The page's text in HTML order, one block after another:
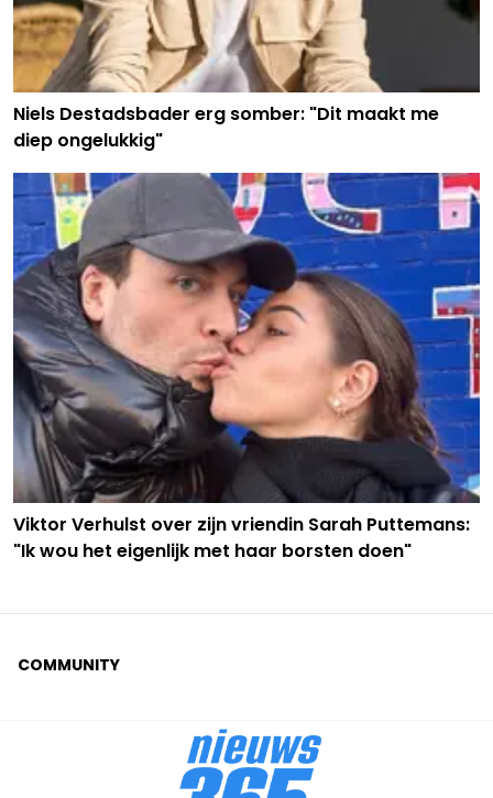
Niels Destadsbader erg somber: "Dit maakt me
diep ongelukkig"
Viktor Verhulst over zijn vriendin Sarah Puttemans:
"Ik wou het eigenlijk met haar borsten doen"
COMMUNITY